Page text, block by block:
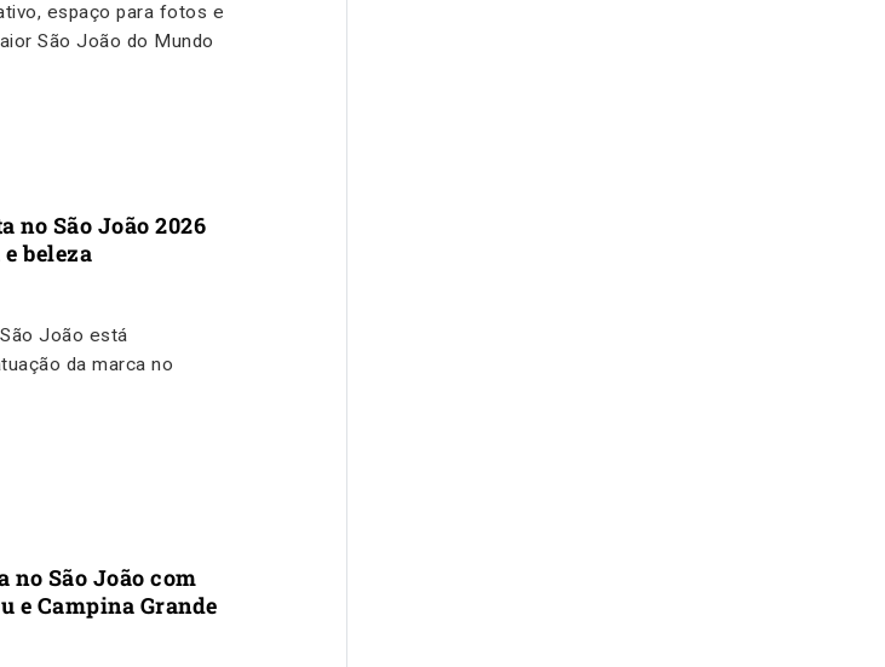
espaço para fotos e
São João do Mundo
no São João 2026
beleza
João está
da marca no
no São João com
e Campina Grande